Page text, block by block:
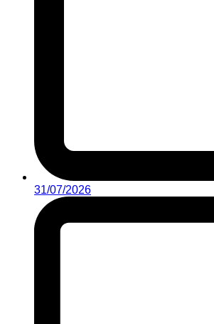
31/07/2026